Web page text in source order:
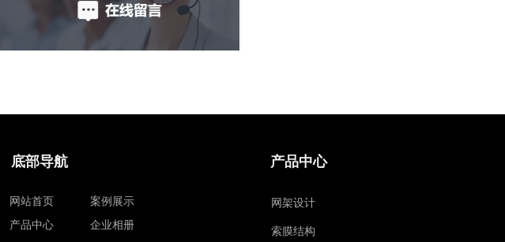
底部导航
网站首页
产品中心
案例展示
企业相册
产品中心
网架设计
索膜结构